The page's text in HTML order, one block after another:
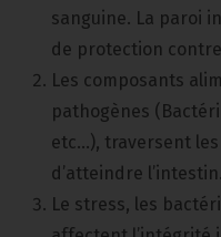
sanguine. La paroi
de protection
Les composants
pathogènes
etc…), traversent
d’atteindre l’intestin.
Le stress, les